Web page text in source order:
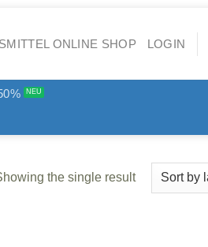
LOGIN
the single result